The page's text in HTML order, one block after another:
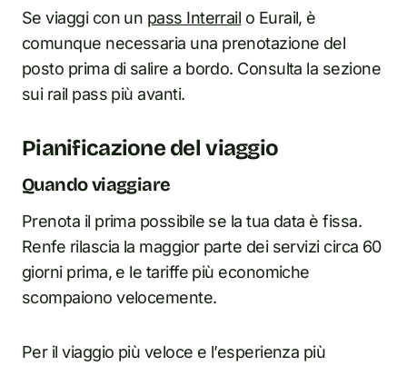
Se viaggi con un pass Interrail o Eurail, è
comunque necessaria una prenotazione del
posto prima di salire a bordo. Consulta la sezione
sui rail pass più avanti.
Pianificazione del viaggio
Quando viaggiare
Prenota il prima possibile se la tua data è fissa.
Renfe rilascia la maggior parte dei servizi circa 60
giorni prima, e le tariffe più economiche
scompaiono velocemente.
Per il viaggio più veloce e l’esperienza più